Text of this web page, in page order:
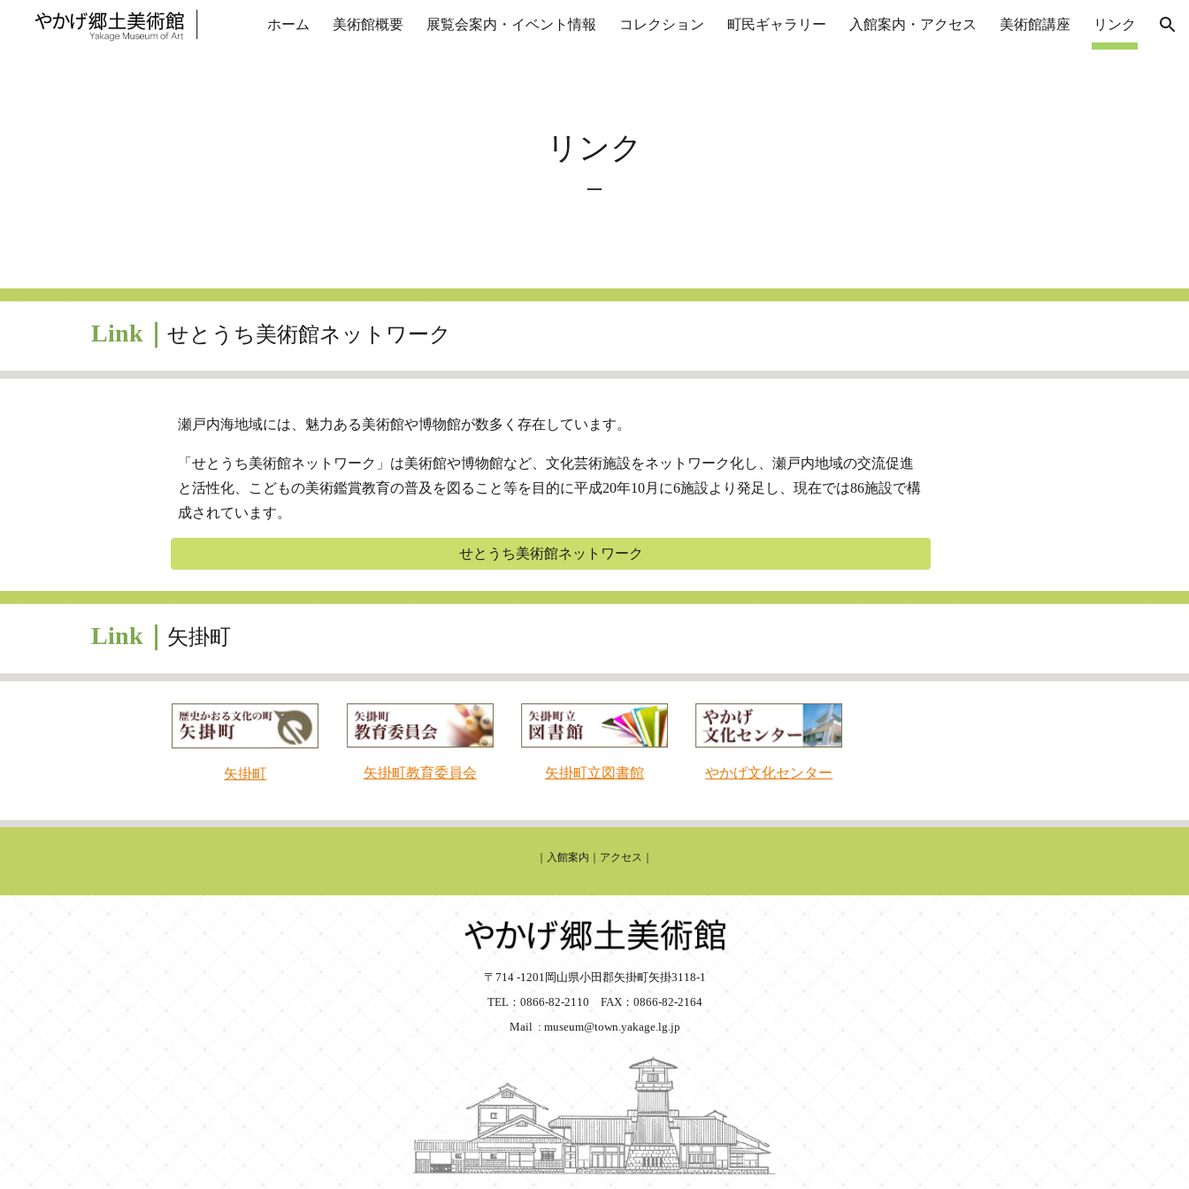
Skip to main content Skip to navigation
ホーム 美術館概要 展覧会案内・イベント情報 コレクション 町民ギャラリー 入館案内・アクセス 美術館講座 リンク
リンク
−
Link｜ せとうち美術館ネットワーク
瀬戸内海地域には、魅力ある美術館や博物館が数多く存在しています。
「せとうち美術館ネットワーク」は美術館や博物館など、文化芸術施設をネットワーク化し、瀬戸内地域の交流促進
と活性化、こどもの美術鑑賞教育の普及を図ること等を目的に平成20年10月に6施設より発足し、現在では86施設で構
成されています。
せとうち美術館ネットワーク
Link｜ 矢掛町
矢掛町 矢掛町教育委員会 矢掛町立図書館 やかげ文化センター
入館案内 アクセス
〒714 -1201岡山県小田郡矢掛町矢掛3118-1
TEL：0866-82-2110 FAX：0866-82-2164
Mail : museum@town.yakage.lg.jp